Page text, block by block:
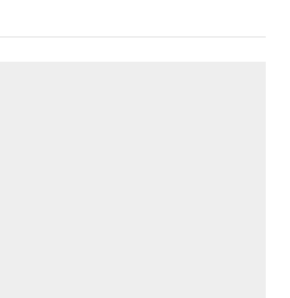
nghiệp và Môi trường